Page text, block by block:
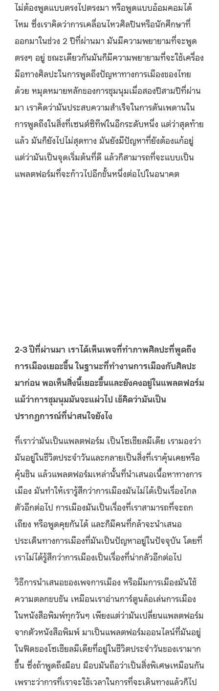
ไม่ต้องพูดแบบตรงไปตรงมา หรือพูดแบบอ้อมคอมได้
ไหม ซึ่งเราคิดว่าการเคลื่อนไหวศิลปินหรือนักศึกษาที่
ออกมาในช่วง 2 ปีที่ผ่านมา มันมีความพยายามที่จะพูด
ตรงๆ อยู่ ขณะเดียวกันมันก็มีความพยายามที่จะใช้เครื่อง
มือทางศิลปะในการพูดถึงปัญหาทางการเมืองของไทย
ด้วย หมุดหมายหลักของการชุมนุมเมื่อสองปีสามปีที่ผ่าน
มา เราคิดว่ามันประสบความสำเร็จในการดันเพดานใน
การพูดถึงในสิ่งที่เซนต์ซิทีฟในอีกระดับหนึ่ง แต่ว่าสุดท้าย
แล้ว มันก็ยังไปไม่สุดทาง มันยังมีปัญหาที่ยังต้องแก้อยู่
แต่ว่ามันเป็นจุดเริ่มต้นที่ดี แล้วก็สามารถที่จะแบบเป็น
แพลตฟอร์มที่จะก้าวไปอีกขั้นหนึ่งต่อไปในอนาคต
2-3ปีที่ผ่านมา เราได้เห็นเพจที่ทำภาพศิลปะที่พูดถึง
การเมืองเยอะขึ้นในฐานะที่ทํางานการเมืองกับศิลปะ
มาก่อนพอเห็นสิ่งนี้เยอะขึ้นและยังคงอยู่ในแพลตฟอร์ม
แม้ว่าการชุมนุมมันจะแผ่วไป เข้คิดว่ามันเป็น
ปรากฏการณ์ที่น่าสนใจยังไง
ที่เราว่ามันเป็นแพลตฟอร์ม เป็นโซเชียลมีเดีย เรามองว่า
มันอยู่ในชีวิตประจำวันและกลายเป็นสิ่งที่เราคุ้นเคยหรือ
คุ้นชิน แล้วแพลตฟอร์มเหล่านั้นที่นําเสนอเนื้อหาทางการ
เมือง มันทำให้เรารู้สึกว่าการเมืองมันไม่ได้เป็นเรื่องไกล
ตัวอีกต่อไป การเมืองมันเป็นเรื่องที่เราสามารถที่จะถก
เถียง หรือพูดคุยกันได้ และก็มีคนที่กล้าจะนําเสนอ
ประเด็นทางการเมืองที่มันเป็นปัญหาอยู่ในปัจจุบัน โดยที่
เราไม่ได้รู้สึกว่าการเมืองเป็นเรื่องที่น่ากลัวอีกต่อไป
วิธีการนําเสนอของเพจการเมือง หรือมีมการเมืองมันใช้
ความตลกขบขัน เหมือนเราอ่านการ์ตูนล้อเล่นการเมือง
ในหนังสือพิมพ์ทุกวันๆ เพียงแต่ว่ามันเปลี่ยนแพลตฟอร์ม
จากตัวหนังสือพิมพ์ มาเป็นแพลตฟอร์มออนไลน์ที่มันอยู่
ในฟีดของโซเชียลมีเดียที่อยู่ในชีวิตประจำวันของเรามาก
ขึ้น ซึ่งถ้าพูดถึงม็อบ ม็อบมันถือว่าเป็นสิ่งพิเศษเหมือนกัน
เพราะว่าการที่เราจะใช้เวลาในการที่จะเดินทางแล้วก็ไป